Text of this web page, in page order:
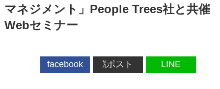
マネジメント」People Trees社と共催
Webセミナー
facebook ポスト LINE